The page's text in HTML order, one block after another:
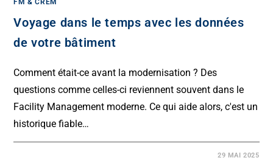
Voyage dans le temps avec les données
de votre bâtiment
Comment était-ce avant la modernisation ? Des
questions comme celles-ci reviennent souvent dans le
Facility Management moderne. Ce qui aide alors, c'est un
historique fiable…
29 MAI 2025